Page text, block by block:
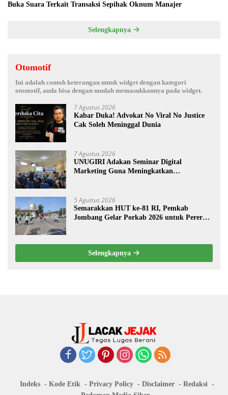
Buka Suara Terkait Transaksi Sepihak Oknum Manajer
Selengkapnya
Otomotif
Ini adalah contoh keterangan untuk widget dengan kategori
otomotif, anda bisa dengan mudah memasukkannya pada widget.
7 Agustus 2026
Kabar Duka! Advokat No Viral No Justice
Cak Soleh Meninggal Dunia
7 Agustus 2026
UNUGIRI Adakan Seminar Digital
Marketing Guna Meningkatkan
5 Agustus 2026
Semarakkan HUT ke-81 RI, Pemkab
Jombang Gelar Porkab 2026 untuk Pererat
Selengkapnya
Indeks Kode Etik Privacy Policy Disclaimer
Redaksi